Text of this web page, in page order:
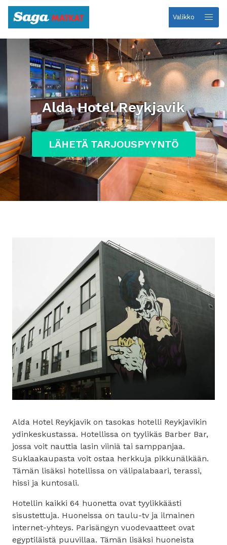
Etusivulle
Valikko
Alda Hotel Reykjavik
LÄHETÄ TARJOUSPYYNTÖ
Alda Hotel Reykjavik on tasokas hotelli Reykjavikin
ydinkeskustassa. Hotellissa on tyylikäs Barber Bar,
jossa voit nauttia lasin viiniä tai samppanjaa.
Suklaakaupasta voit ostaa herkkuja pikkunälkään.
Tämän lisäksi hotellissa on välipalabaari, terassi,
hissi ja kuntosali.
Hotellin kaikki 64 huonetta ovat tyylikkäästi
sisustettuja. Huoneissa on taulu-tv ja ilmainen
internet-yhteys. Parisängyn vuodevaatteet ovat
egyptiläistä puuvillaa. Tämän lisäksi huoneista